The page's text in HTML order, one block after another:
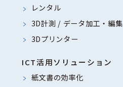
レンタル
3D計測 / データ加工・編集
3Dプリンター
ICT活用ソリューション
紙文書の効率化